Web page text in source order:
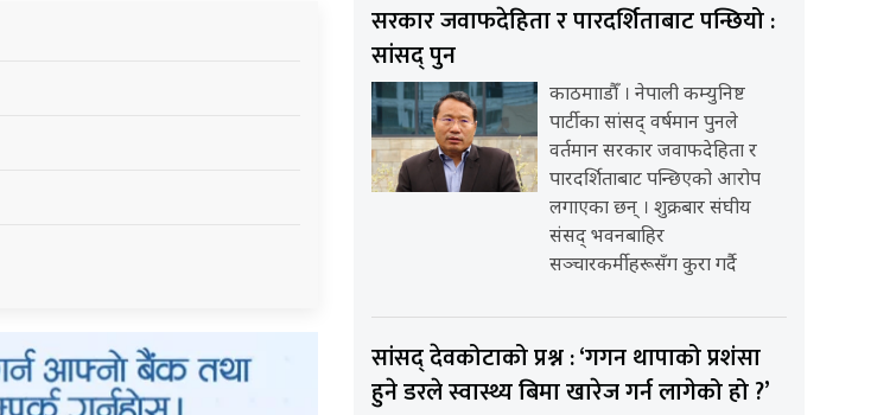
सरकार जवाफदेहिता र पारदर्शिताबाट पन्छियो :
सांसद् पुन
काठमााडौँ । नेपाली कम्युनिष्ट
पार्टीका सांसद् वर्षमान पुनले
वर्तमान सरकार जवाफदेहिता र
पारदर्शिताबाट पन्छिएको आरोप
लगाएका छन् । शुक्रबार संघीय
संसद् भवनबाहिर
सञ्चारकर्मीहरूसँग कुरा गर्दै
सांसद् देवकोटाको प्रश्न : ‘गगन थापाको प्रशंसा
हुने डरले स्वास्थ्य बिमा खारेज गर्न लागेको हो ?’